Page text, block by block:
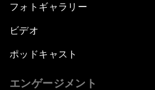
フォトギャラリー
ビデオ
ポッドキャスト
エンゲージメント